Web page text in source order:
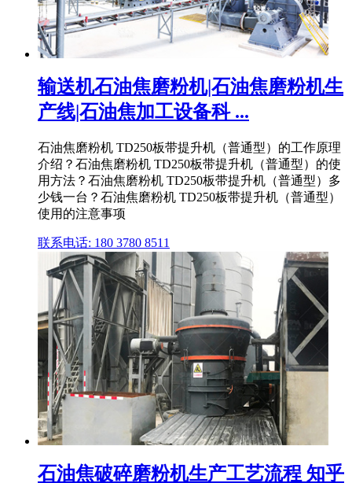
输送机石油焦磨粉机|石油焦磨粉机生
产线|石油焦加工设备科 ...
石油焦磨粉机 TD250板带提升机（普通型）的工作原理
介绍？石油焦磨粉机 TD250板带提升机（普通型）的使
用方法？石油焦磨粉机 TD250板带提升机（普通型）多
少钱一台？石油焦磨粉机 TD250板带提升机（普通型）
使用的注意事项
联系电话: 180 3780 8511
石油焦破碎磨粉机生产工艺流程 知乎